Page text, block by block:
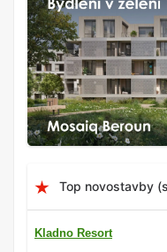
Top novostavby
Kladno Resort